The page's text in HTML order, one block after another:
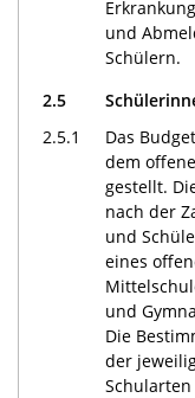
und
Schülern.
2.5
2.5.1
Das
dem
gestellt.
nach der
und
eines
und
Die
der